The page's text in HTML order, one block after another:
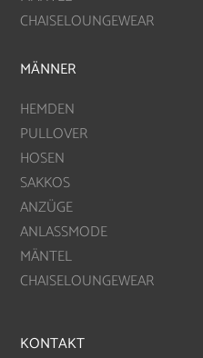
CHAISELOUNGEWEAR
MÄNNER
HEMDEN
PULLOVER
HOSEN
SAKKOS
ANZÜGE
ANLASSMODE
MÄNTEL
CHAISELOUNGEWEAR
KONTAKT